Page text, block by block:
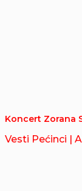
Koncert Zorana
Vesti Pećinci |